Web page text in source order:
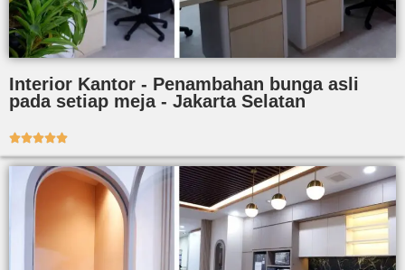
Interior Kantor - Penambahan bunga asli
pada setiap meja - Jakarta Selatan
